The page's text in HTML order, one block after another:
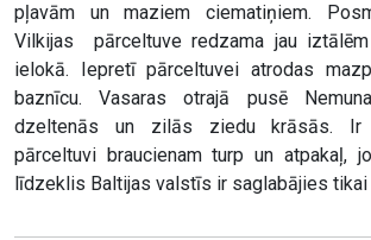
pļavām un maziem ciematiņiem.
Vilkijas pārceltuve redzama jau
ielokā. Iepretī pārceltuvei atrodas
baznīcu. Vasaras otrajā pusē
dzeltenās un zilās ziedu krāsās. Ir
pārceltuvi braucienam turp un atpakaļ,
līdzeklis Baltijas valstīs ir saglabājies